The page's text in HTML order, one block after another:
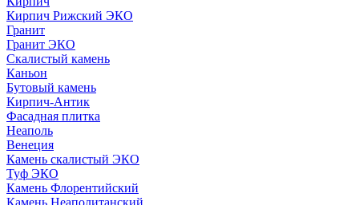
Кирпич Рижский ЭКО
Гранит
Гранит ЭКО
Скалистый камень
Каньон
Бутовый камень
Кирпич-Антик
Фасадная плитка
Неаполь
Венеция
Камень скалистый ЭКО
Туф ЭКО
Камень Флорентийский
Камень Неаполитанский